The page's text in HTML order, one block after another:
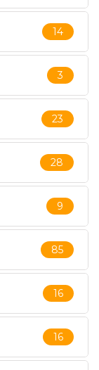
14
3
23
28
9
85
16
16